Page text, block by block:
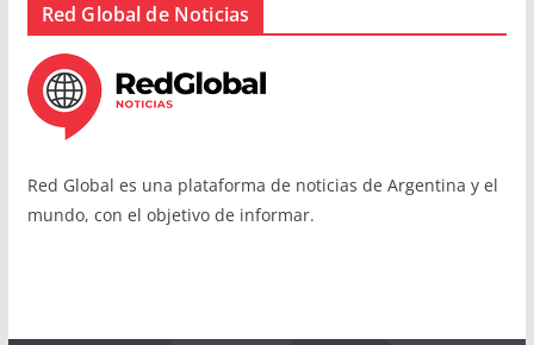
Red Global de Noticias
Red Global es una plataforma de noticias de Argentina y el
mundo, con el objetivo de informar.